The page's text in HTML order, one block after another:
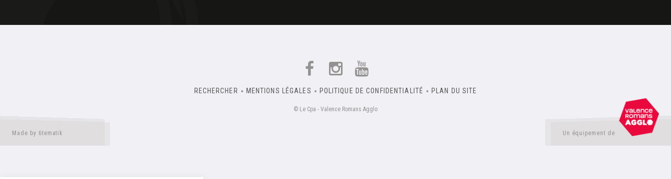
RECHERCHER MENTIONS LÉGALES POLITIQUE DE CONFIDENTIALITÉ PLAN DU SITE
© Le Cpa - Valence Romans Agglo
Made by 6tematik Un équipement de